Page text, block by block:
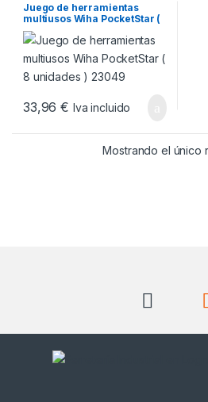
Juego de herramientas
multiusos Wiha PocketStar (
8 unidades ) 23049
33,96€ Iva incluido
Mostrando el único